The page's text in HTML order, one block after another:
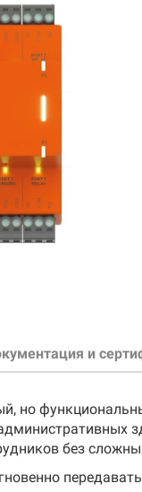
и
но
без
(двери,
технического
клиентов,
о дне и времени
налажено
оплату
перед
какие-